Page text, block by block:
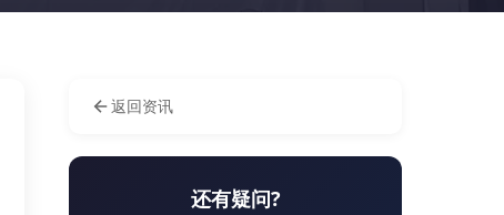
返回资讯
还有疑问?